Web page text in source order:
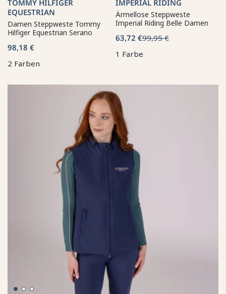
TOMMY HILFIGER
EQUESTRIAN
Damen Steppweste Tommy
Hilfiger Equestrian Serano
98,18 €
2 Farben
IMPERIAL RIDING
Ärmellose Steppweste
Imperial Riding Belle Damen
63,72 €99,95 €
1 Farbe